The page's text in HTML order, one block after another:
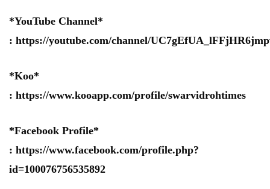
*YouTube Channel*
: https://youtube.com/channel/
*Koo*
: https://www.kooapp.com/profile/swarvidrohtimes
*Facebook Profile*
: https://www.facebook.com/profile.php?
id=100076756535892